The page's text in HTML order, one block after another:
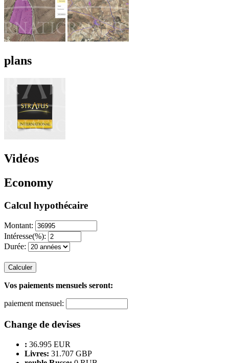
plans
Vidéos
Economy
Calcul hypothécaire
Montant:
Intéresse(%):
Durée:
Calculer
Vos paiements mensuels seront:
paiement mensuel:
Change de devises
: 36.995 EUR
Livres: 31.707 GBP